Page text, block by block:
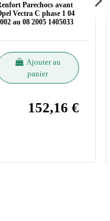
Parechocs avant
Vectra C phase 1 04
au 08 2005 1405033
Ajouter au
panier
152,16 €